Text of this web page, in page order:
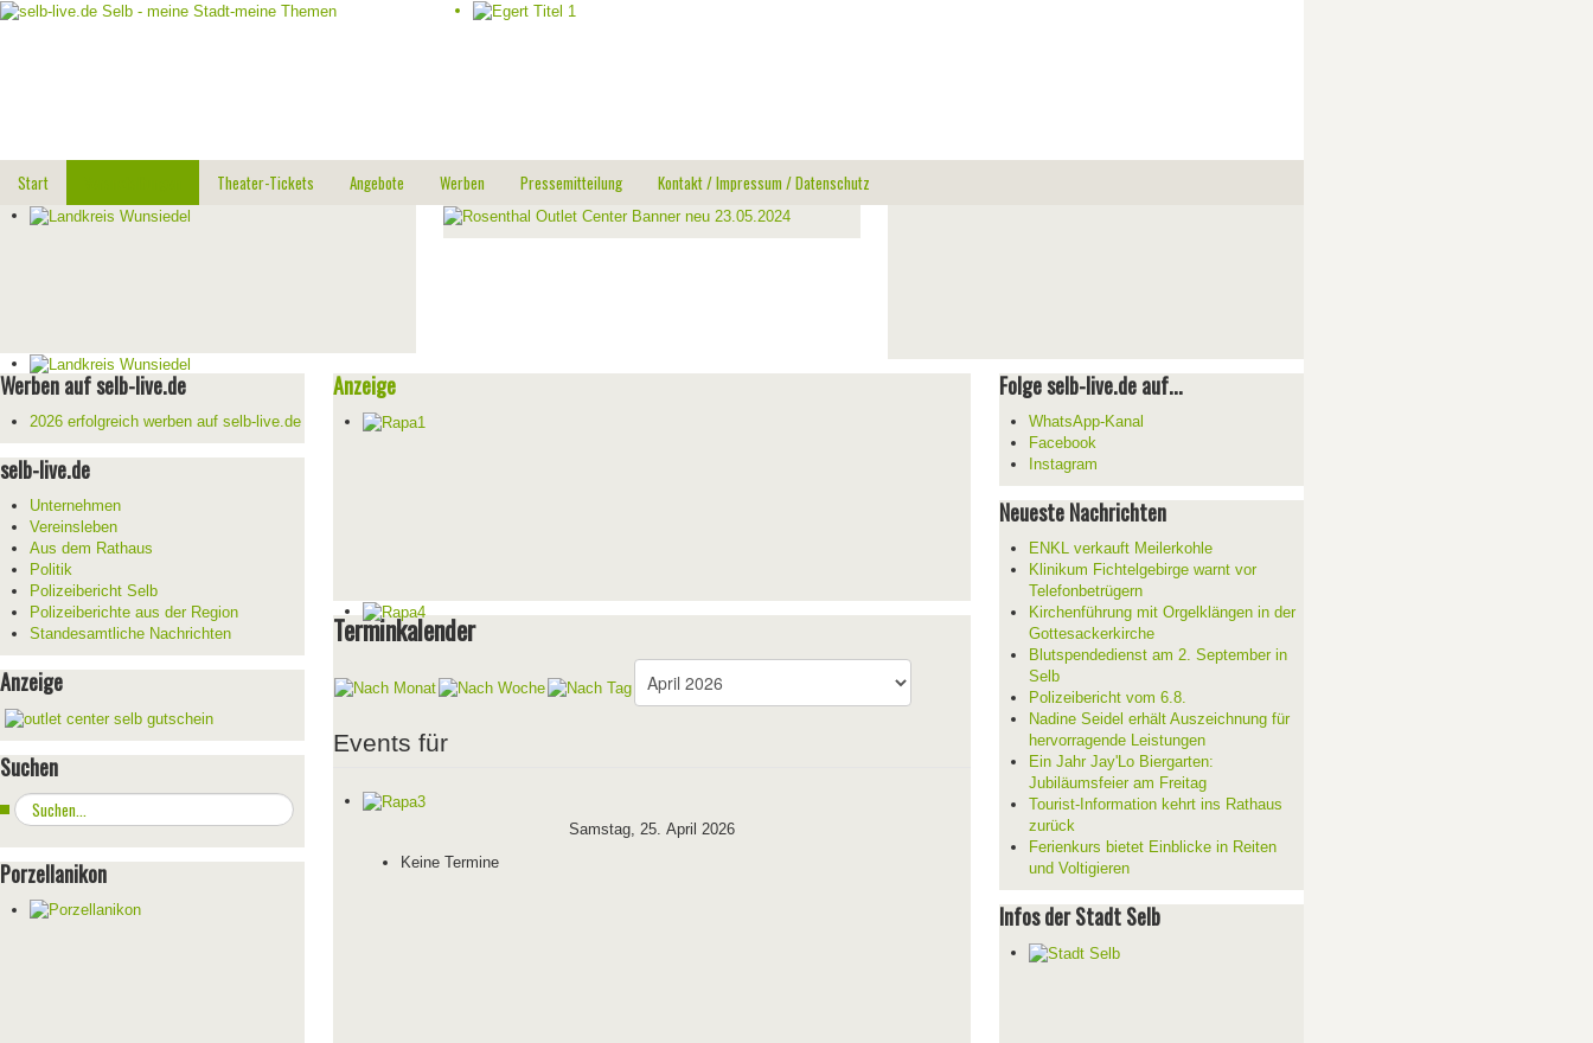
Start Theater-Tickets Angebote Werben Pressemitteilung Kontakt / Impressum / Datenschutz
Werben auf selb-live.de
2026 erfolgreich werben auf selb-live.de
selb-live.de
Unternehmen
Vereinsleben
Aus dem Rathaus
Politik
Polizeibericht Selb
Polizeiberichte aus der Region
Standesamtliche Nachrichten
Anzeige
Suchen
Suchen
...
Porzellanikon
Anzeige
Terminkalender
Events für
Samstag, 25. April 2026
Keine Termine
Folge selb-live.de auf...
WhatsApp-Kanal
Facebook
Instagram
Neueste Nachrichten
ENKL verkauft Meilerkohle
Klinikum Fichtelgebirge warnt vor
Telefonbetrügern
Kirchenführung mit Orgelklängen in der
Gottesackerkirche
Blutspendedienst am 2. September in
Selb
Polizeibericht vom 6.8.
Nadine Seidel erhält Auszeichnung für
hervorragende Leistungen
Ein Jahr Jay'Lo Biergarten:
Jubiläumsfeier am Freitag
Tourist-Information kehrt ins Rathaus
zurück
Ferienkurs bietet Einblicke in Reiten
und Voltigieren
Infos der Stadt Selb